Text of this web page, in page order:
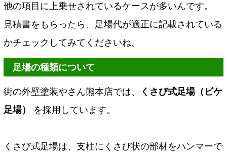
他の項目に上乗せされているケースが多いんです。
見積書をもらったら、足場代が適正に記載されている
かチェックしてみてくださいね。
足場の種類について
街の外壁塗装やさん熊本店では、
くさび式足場（ビケ
足場）
を採用しています。
くさび式足場は、支柱にくさび状の部材をハンマーで